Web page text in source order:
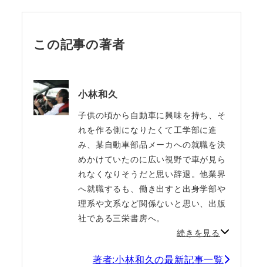
この記事の著者
小林和久
子供の頃から自動車に興味を持ち、そ
れを作る側になりたくて工学部に進
み、某自動車部品メーカへの就職を決
めかけていたのに広い視野で車が見ら
れなくなりそうだと思い辞退。他業界
へ就職するも、働き出すと出身学部や
理系や文系など関係ないと思い、出版
社である三栄書房へ。
続きを見る
著者:小林和久の最新記事一覧